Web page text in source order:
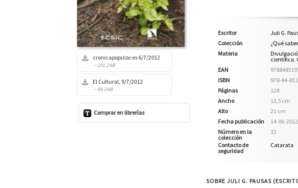
cronicapopular.es 6/7/2012
~ 191.2 kB
El Cultural, 9/7/2012
~ 89.3 kB
Comprar en librerías
Escritor
Juli G.
Colección
¿Qué
Materia
científica,
EAN
ISBN
978-84-
Páginas
128
Ancho
13,5 cm
Alto
21 cm
Fecha publicación
14-06-2012
Número en la
colección
32
Contacto de
seguridad
Catarata
SOBRE JULI G. PAUSAS